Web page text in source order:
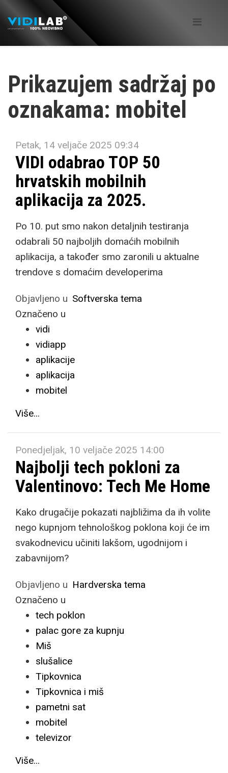
Prikazujem sadržaj po
oznakama: mobitel
Petak, 14 veljače 2025 09:34
VIDI odabrao TOP 50
hrvatskih mobilnih
aplikacija za 2025.
Po 10. put smo nakon detaljnih testiranja
odabrali 50 najboljih domaćih mobilnih
aplikacija, a također smo zaronili u aktualne
trendove s domaćim developerima
Objavljeno u Softverska tema
Označeno u
vidi
vidiapp
aplikacije
aplikacija
mobitel
Više...
Ponedjeljak, 10 veljače 2025 14:00
Najbolji tech pokloni za
Valentinovo: Tech Me Home
Kako drugačije pokazati najbližima da ih volite
nego kupnjom tehnološkog poklona koji će im
svakodnevicu učiniti lakšom, ugodnijom i
zabavnijom?
Objavljeno u Hardverska tema
Označeno u
tech poklon
palac gore za kupnju
Miš
slušalice
Tipkovnica
Tipkovnica i miš
pametni sat
mobitel
televizor
Više...